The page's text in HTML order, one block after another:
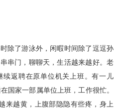
了游泳外，闲暇时间除了逗逗孙
串门，聊聊天，生活越来越好。老
续返聘在原单位机关上班。有一儿
国家一部属单位上班，工作很忙。
来越黄，上腹部隐隐有些疼，身上